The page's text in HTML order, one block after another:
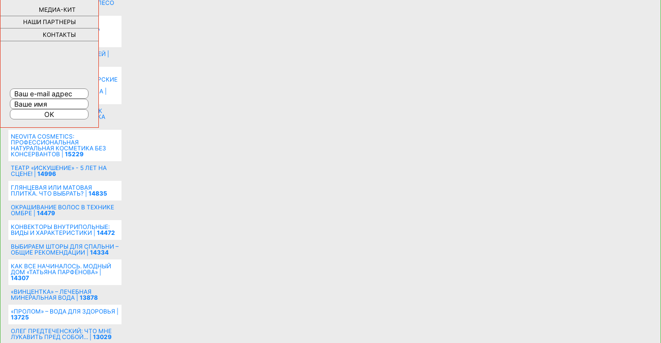
МЕДИА-КИТ
НАШИ ПАРТНЕРЫ
КОНТАКТЫ
КАК ДЕВУШКЕ ПОМЕНЯТЬ КОЛЕСО
НА АВТОМОБИЛЕ |69178
НОВЫЕ РАЗРАБОТКИ ДЛЯ
ОЗДОРОВЛЕНИЯ ОРГАНИЗМА
ПЛАТФОРМА ШУМАННА 3Д И
КАПСУЛА ЗДОРОВЬЯ |28288
ИСТОРИЯ НАКЛАДНЫХ НОГТЕЙ |
КОМНАТУ: ХИТРЫЕ ДИЗАЙНЕРСКИЕ
РАСШИРЕНИЯ ПРОСТРАНСТВА |
16197
СОБИРАЕМСЯ НА ПРАЗДНИК К
МОЛОДОЖЕНАМ: ПОДГОТОВКА
NEOVITA COSMETICS:
ПРОФЕССИОНАЛЬНАЯ
НАТУРАЛЬНАЯ КОСМЕТИКА БЕЗ
КОНСЕРВАНТОВ | 15229
ТЕАТР «ИСКУШЕНИЕ» - 5 ЛЕТ НА
СЦЕНЕ! | 14996
ГЛЯНЦЕВАЯ ИЛИ МАТОВАЯ
ПЛИТКА. ЧТО ВЫБРАТЬ? | 14835
ОКРАШИВАНИЕ ВОЛОС В ТЕХНИКЕ
ОМБРЕ | 14479
КОНВЕКТОРЫ ВНУТРИПОЛЬНЫЕ:
ВИДЫ И ХАРАКТЕРИСТИКИ | 14472
ВЫБИРАЕМ ШТОРЫ ДЛЯ СПАЛЬНИ –
ОБЩИЕ РЕКОМЕНДАЦИИ | 14334
КАК ВСЕ НАЧИНАЛОСЬ. МОДНЫЙ
ДОМ «ТАТЬЯНА ПАРФЁНОВА» |
14307
«ВИНЦЕНТКА» – ЛЕЧЕБНАЯ
МИНЕРАЛЬНАЯ ВОДА | 13878
«ПРОЛОМ» – ВОДА ДЛЯ ЗДОРОВЬЯ |
13725
ОЛЕГ ПРЕДТЕЧЕНСКИЙ: ЧТО МНЕ
ЛУКАВИТЬ ПРЕД СОБОЙ... | 13029